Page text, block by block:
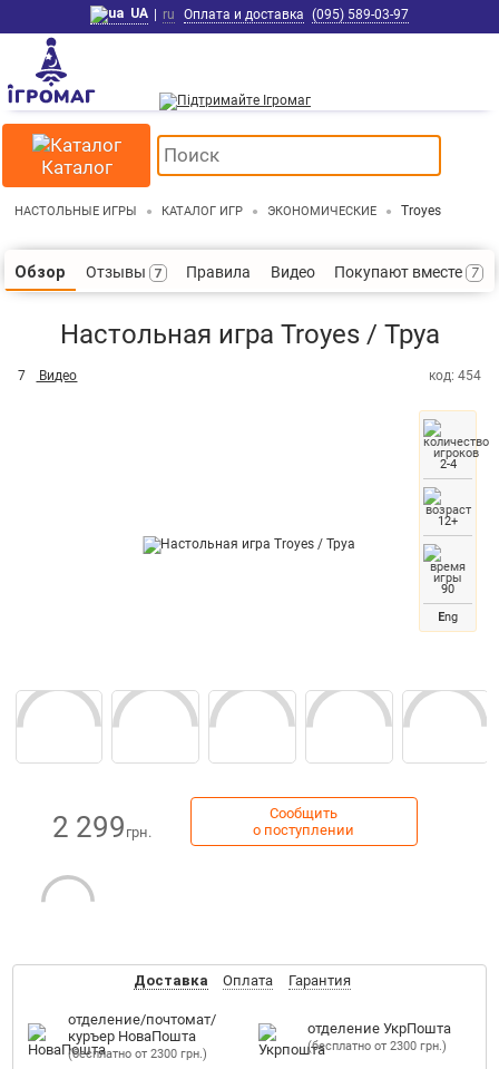
UA | ru Оплата и доставка (095) 589-03-97
Каталог
НАСТОЛЬНЫЕ ИГРЫ КАТАЛОГ ИГР ЭКОНОМИЧЕСКИЕ Troyes
Обзор Отзывы 7 Правила Видео Покупают вместе 7
Настольная игра Troyes / Труа
7 Видео код: 454
2-4
12+
90
Eng
2 299 грн.
Сообщить
о поступлении
Доставка Оплата Гарантия
отделение/почтомат/
куръер НоваПошта
(бесплатно от 2300 грн.)
отделение УкрПошта
(бесплатно от 2300 грн.)